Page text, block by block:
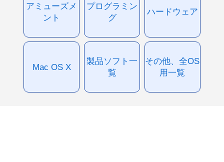
アミューズメ
ント
プログラミン
グ
ハードウェア
Mac OS X
製品ソフト一
覧
その他、全OS
用一覧